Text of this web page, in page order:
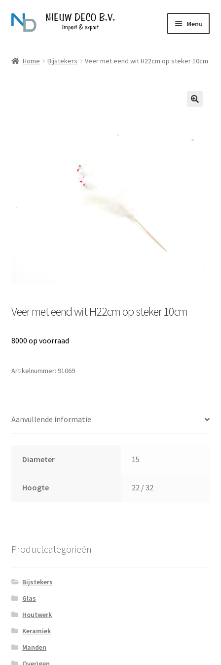
Ga
door
navigatie
Ga
naar
inhoud
Menu
Home Bijstekers Veer met eend wit H22cm op steker 10cm
Veer met eend wit H22cm op steker 10cm
8000 op voorraad
Artikelnummer: 91069
Aanvullende informatie
Diameter 15
Hoogte 22 / 32
Productcategorieën
Bijstekers
Glas
Houtwerk
Keramiek
Manden